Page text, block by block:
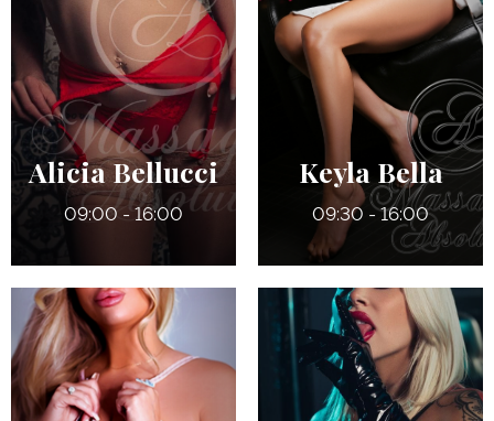
Alicia Bellucci
09:00 - 16:00
Keyla Bella
09:30 - 16:00